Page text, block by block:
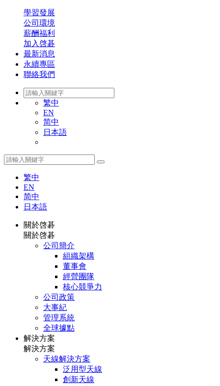
學習發展
公司環境
薪酬福利
加入啓碁
最新消息
永續專區
聯絡我們
繁中
EN
简中
日本語
繁中
EN
简中
日本語
關於啓碁
關於啓碁
公司簡介
組織架構
董事會
經營團隊
核心競爭力
公司政策
大事紀
管理系統
全球據點
解決方案
解決方案
天線解決方案
泛用型天線
創新天線